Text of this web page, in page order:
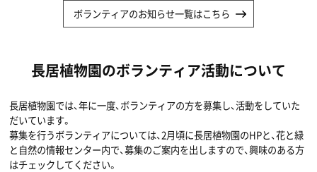
ボランティアのお知らせ一覧はこちら
長居植物園のボランティア活動について
長居植物園では、年に一度、ボランティアの方を募集し、活動をしていた
だいています。
募集を行うボランティアについては、2月頃に長居植物園のHPと、花と緑
と自然の情報センター内で、募集のご案内を出しますので、興味のある方
はチェックしてください。